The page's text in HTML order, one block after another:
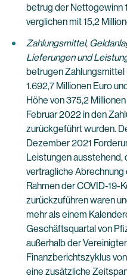
betrug der Nettogewinn
verglichen mit 15,2
Zahlungsmittel,
Lieferungen und
betrugen
1.692,7 Millionen Euro
Höhe von 375,2
Februar 2022 in den
zurückgeführt wurden.
Dezember 2021
Leistungen ausstehend,
vertragliche
Rahmen der COVID-19-
zurückzuführen waren
mehr als einem
Geschäftsquartal von
außerhalb der
Finanzberichtszyklus
eine zusätzliche